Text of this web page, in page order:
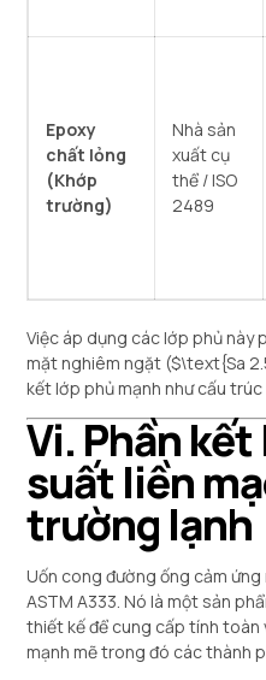
Epoxy
chất lỏng
(Khớp
trường)
Nhà sản
xuất cụ
thể / ISO
2489
Việc áp dụng các lớp phủ này
mặt nghiêm ngặt ($\text{Sa
kết lớp phủ mạnh như cấu trúc
Vi. Phần
suất liền
trường lạnh
Uốn cong đường ống cảm
ASTM A333. Nó là một sản
thiết kế để cung cấp tính toàn
mạnh mẽ trong đó các thành